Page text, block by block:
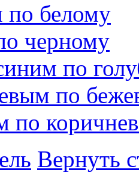
белому
черному
по
по
по
Вернуть